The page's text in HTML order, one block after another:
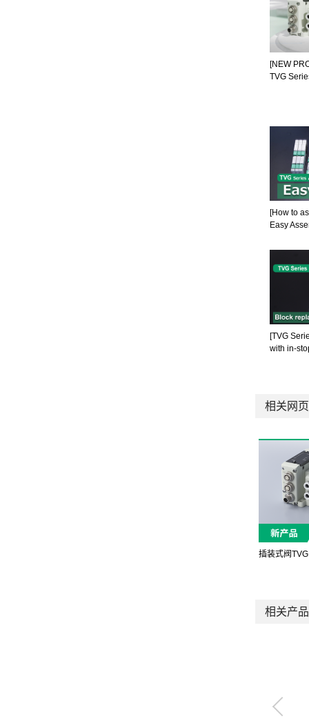
[NEW
TVG
[How to
Easy
[TVG
with in-
相关网页
插装式阀
相关产品